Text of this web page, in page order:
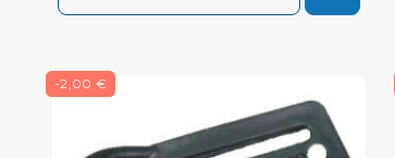
-2,00 €